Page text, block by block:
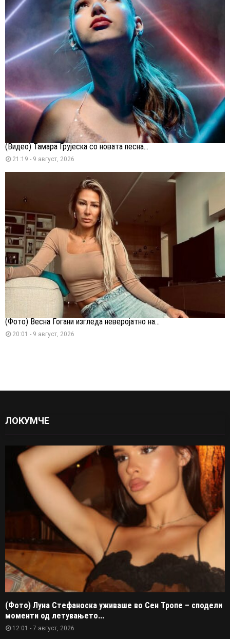
(Видео) Тамара Грујеска со новата песна...
21:19 - 9 август, 2026
(Фото) Весна Ѓогани изгледа неверојатно на...
20:01 - 9 август, 2026
ЛОКУМЧЕ
(Фото) Луна Стефаноска уживаше во Сен Тропе – сподели
моменти од летувањето...
12:01 - 7 август, 2026